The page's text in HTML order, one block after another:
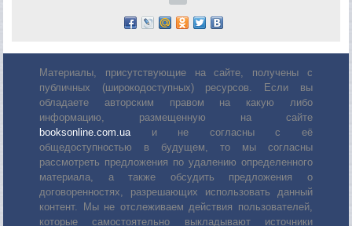
Материалы, присутствующие на сайте, получены с
публичных (широкодоступных) ресурсов. Если вы
обладаете авторским правом на какую либо
информацию, размещенную на сайте
booksonline.com.uaи не согласны с её
общедоступностью в будущем, то мы согласны
рассмотреть предложения по удалению определенного
материала, а также обсудить предложения о
договоренностях, разрешающих использовать данный
контент. Мы не отслеживаем действия пользователей,
которые самостоятельно выкладывают источники